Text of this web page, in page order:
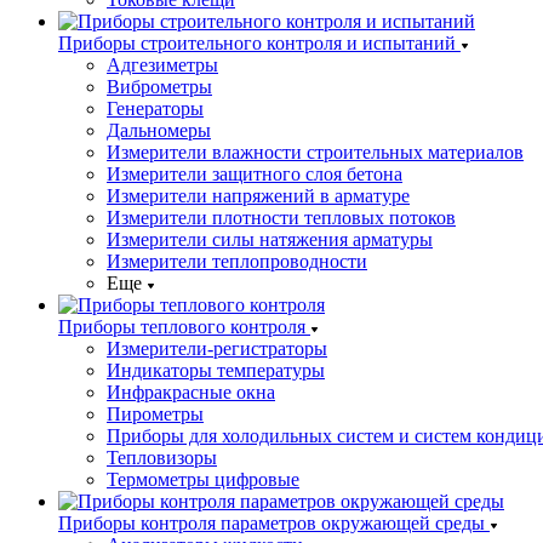
Приборы строительного контроля и испытаний
Адгезиметры
Виброметры
Генераторы
Дальномеры
Измерители влажности строительных материалов
Измерители защитного слоя бетона
Измерители напряжений в арматуре
Измерители плотности тепловых потоков
Измерители силы натяжения арматуры
Измерители теплопроводности
Еще
Приборы теплового контроля
Измерители-регистраторы
Индикаторы температуры
Инфракрасные окна
Пирометры
Приборы для холодильных систем и систем
Тепловизоры
Термометры цифровые
Приборы контроля параметров окружающей среды